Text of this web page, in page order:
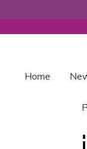
Home